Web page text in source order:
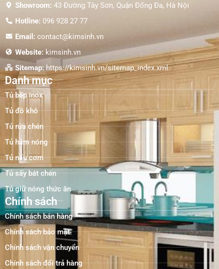
Showroom: 43 Đường Tây Sơn, Quận Đống Đa, Hà Nội
Hotline: 096 928 27 77
Email:contact@kimsinh.vn
Website: kimsinh.vn
Sitemap:https://kimsinh.vn/sitemap_index.xml
Danh mục
Tủ bếp inox
Tủ đồ khô
Tủ rửa chén
Tủ hâm nóng
Tủ nấu cơm
Tủ sấy bát chén
Tủ giữ nóng thức ăn
Chính sách
Chính sách bán hàng
Chính sách bảo mật
Chính sách vận chuyển
Chính sách đổi trả hàng